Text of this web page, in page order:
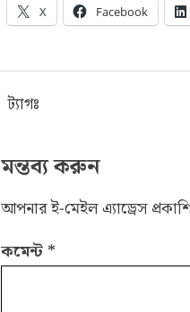
X Facebook
ট্যাগঃ
মন্তব্য করুন
আপনার ই-মেইল এ্যাড্রেস
কমেন্ট *